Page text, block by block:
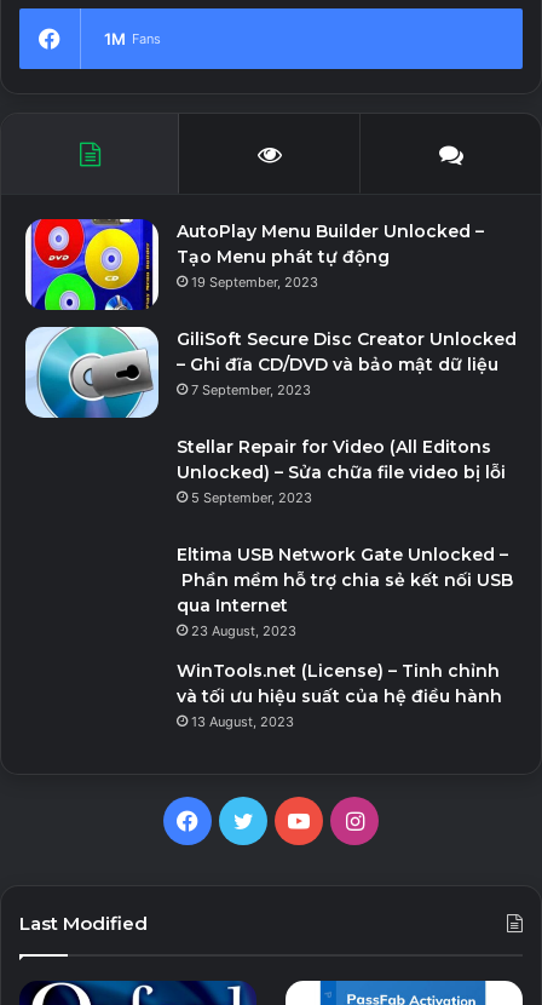
1M Fans
AutoPlay Menu Builder Unlocked –
Tạo Menu phát tự động
19 September, 2023
GiliSoft Secure Disc Creator Unlocked
– Ghi đĩa CD/DVD và bảo mật dữ liệu
7 September, 2023
Stellar Repair for Video (All Editons
Unlocked) – Sửa chữa file video bị lỗi
5 September, 2023
Eltima USB Network Gate Unlocked –
Phần mềm hỗ trợ chia sẻ kết nối USB
qua Internet
23 August, 2023
WinTools.net (License) – Tinh chỉnh
và tối ưu hiệu suất của hệ điều hành
13 August, 2023
Facebook
TwitterYouTubeInstagram
Last Modified